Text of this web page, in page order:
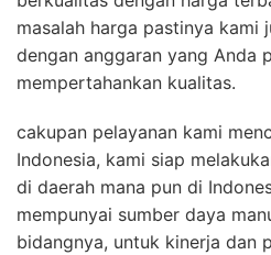
masalah harga pastinya kami
dengan anggaran yang Anda
mempertahankan kualitas.
cakupan pelayanan kami
Indonesia, kami siap
di daerah mana pun di
mempunyai sumber daya
bidangnya, untuk kinerja dan